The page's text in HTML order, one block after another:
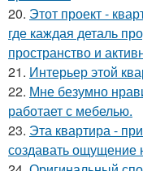
20. Этот проект -
где каждая деталь
пространство и
21. Интерьер этой
22. Мне безумно
работает с мебелью.
23. Эта квартира -
создавать ощущение